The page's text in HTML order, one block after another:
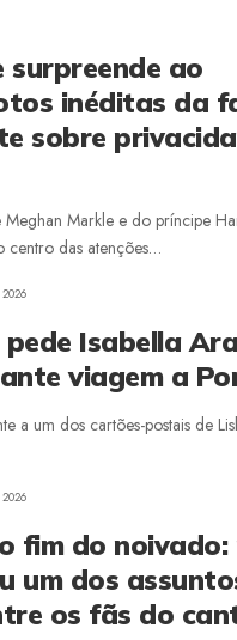
surpreende ao
inéditas da
sobre
Meghan Markle e do príncipe
centro das atenções…
Isabella
viagem a
a um dos cartões-postais de
fim do
um dos
os fãs do